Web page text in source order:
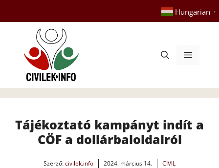
tartalomba
Hungarian ▼
Menü
Tájékoztató kampányt indít a
CÖF a dollárbaloldalról
Szerző:civilek.info 2024. március 14. CIVIL